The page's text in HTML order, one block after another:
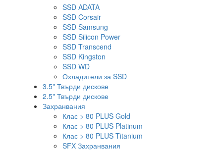
SSD ADATA
SSD Corsair
SSD Samsung
SSD Silicon Power
SSD Transcend
SSD Kingston
SSD WD
Охладители за SSD
3.5" Твърди дискове
2.5" Твърди дискове
Захранвания
Клас > 80 PLUS Gold
Клас > 80 PLUS Platinum
Клас > 80 PLUS Titanium
SFX Захранвания